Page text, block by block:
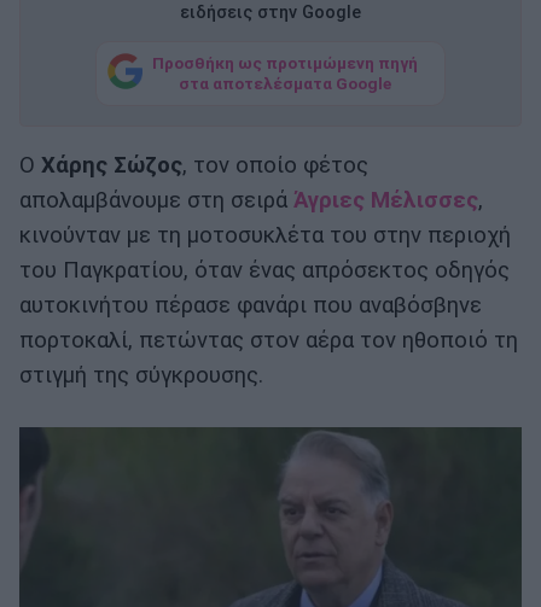
ειδήσεις στην Google
Προσθήκη ως προτιμώμενη πηγή
στα αποτελέσματα Google
Ο Χάρης Σώζος, τον οποίο φέτος
απολαμβάνουμε στη σειρά Άγριες Μέλισσες,
κινούνταν με τη μοτοσυκλέτα του στην περιοχή
του Παγκρατίου, όταν ένας απρόσεκτος οδηγός
αυτοκινήτου πέρασε φανάρι που αναβόσβηνε
πορτοκαλί, πετώντας στον αέρα τον ηθοποιό τη
στιγμή της σύγκρουσης.